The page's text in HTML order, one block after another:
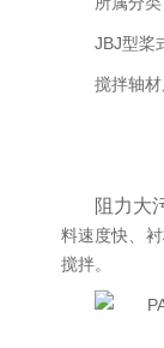
JBJ型桨
搅拌轴
阻力大
料速度快、
搅拌。